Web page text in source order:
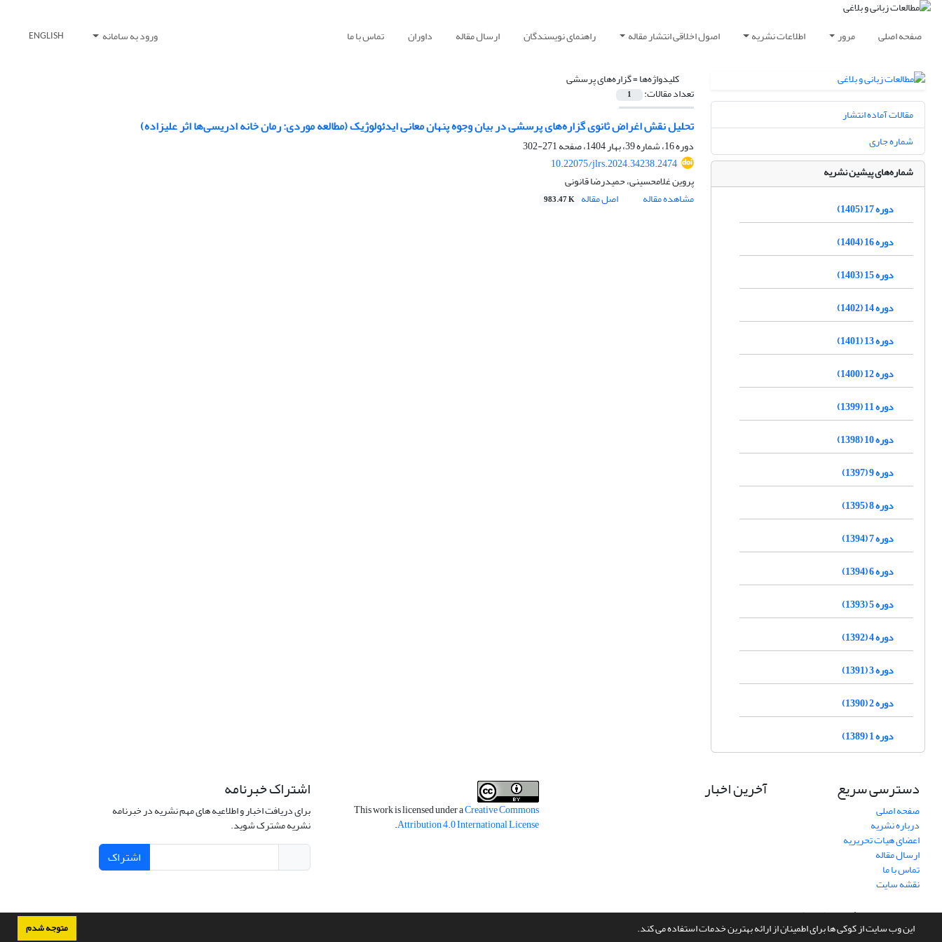
این وب سایت از کوکی ها برای اطمینان از ارائه بهترین خدمات استفاده می کند. متوجه شدم
صفحه اصلی مرور اطلاعات نشریه اصول اخلاقی انتشار مقاله راهنمای نویسندگان ارسال مقاله داوران تماس با ما ورود به سامانه ENGLISH
کلیدواژه‌ها =گزاره‌های پرسشی
تعداد مقالات: 1
تحلیل نقش اغراض ثانوی گزاره‌های پرسشی در بیان وجوه پنهان معانی ایدئولوژیک (مطالعه موردی: رمان خانه ادریسی‌ها اثر علیزاده)
دوره 16، شماره 39، بهار 1404، صفحه
271-302
10.22075/jlrs.2024.34238.2474
پروین غلامحسینی، حمیدرضا قانونی
مشاهده مقاله
اصل مقاله 983.47 K
مقالات آماده انتشار
شماره جاری
شماره‌های پیشین نشریه
دوره 17 (1405)
دوره 16 (1404)
دوره 15 (1403)
دوره 14 (1402)
دوره 13 (1401)
دوره 12 (1400)
دوره 11 (1399)
دوره 10 (1398)
دوره 9 (1397)
دوره 8 (1395)
دوره 7 (1394)
دوره 6 (1394)
دوره 5 (1393)
دوره 4 (1392)
دوره 3 (1391)
دوره 2 (1390)
دوره 1 (1389)
دسترسی سریع
صفحه اصلی
درباره نشریه
اعضای هیات تحریریه
ارسال مقاله
تماس با ما
نقشه سایت
آخرین اخبار
This work is licensed under aCreative Commons
Attribution 4.0 International License
.
اشتراک خبرنامه
برای دریافت اخبار و اطلاعیه های مهم نشریه در خبرنامه
نشریه مشترک شوید.
اشتراک
سامانه مدیریت نشریات علمی.طراحی و پیاده سازی ازسیناوب